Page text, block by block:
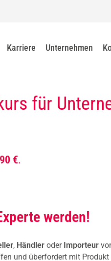
Karriere Unternehmen
für
€.
werden!
, Händler oder Importeur
und überfordert mit